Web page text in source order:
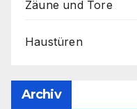
Zäune und Tore
Haustüren
Archiv